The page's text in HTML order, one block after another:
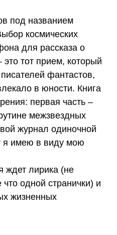
под названием
космических
для рассказа о
тот прием, который
фантастов,
в юности. Книга
первая часть –
межзвездных
журнал одиночной
я имею в виду мою
ждет лирика (не
одной странички) и
жизненных